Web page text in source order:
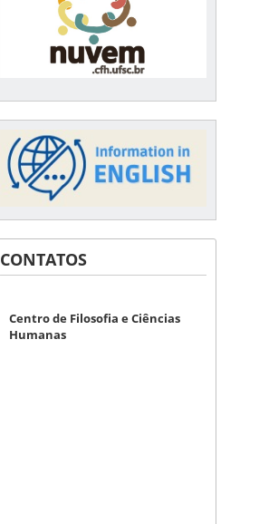
CONTATOS
Centro de Filosofia e Ciências
Humanas